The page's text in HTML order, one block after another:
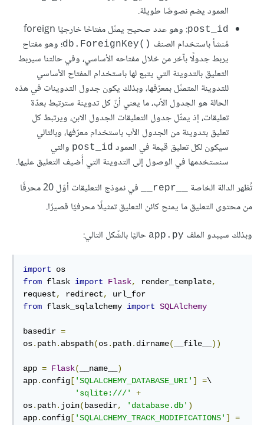
العمود يضم نصوصًا طويلة.
post_id
: وهو عدد صحيح يمثّل مفتاحًا خارجيًا foreign
مُنشأ باستخدام الصنف ()db.ForeignKey
؛ وهو مفتاح
يربط جدولًا بآخر من خلال مفتاحه الأساسي، وفي حالتنا سيربط
التعليق بالتدوينة التي يتبع لها باستخدام المفتاح الأساسي
للتدوينة المتمثّل بمعرّفها، وبذلك يكون جدول التدوينات في هذه
الحالة هو الجدول الأب، ما يعني أنّ كل تدوينة سترتبط بعدّة
تعليقات، إذ يمثّل جدول التعليقات الجدول الابن، ويرتبط كل
تعليق بتدوينة من الجدول الأب باستخدام معرّفها، وبالتالي
سيكون لكل تعليق قيمة في العمود post_id والتي
سنستخدمها في الوصول إلى التدوينة التي أُضيف التعليق عليها.
تُظهر الدالة الخاصة
في نموذج التعليقات أوّل 20 محرفًا
من محتوى التعليق ما يمنح كائن التعليق تمثيلًا محرفيًا قصيرًا.
وبذلك سيبدو الملف app.py حاليًا بالشّكل التالي:
import
from flask import Flask, render_template,
request, redirect,
from flask_sqlalchemy import SQLAlchemy
basedir =
os. path. abspath(os. path. dirname( __file__ ))
app = Flask( __name__
)
app. config [ 'SQLALCHEMY_DATABASE_URI' ] =\
'sqlite:///'
+
os. path. join(basedir, 'database.db' )
app. config [ 'SQLALCHEMY_TRACK_MODIFICATIONS' ]
=